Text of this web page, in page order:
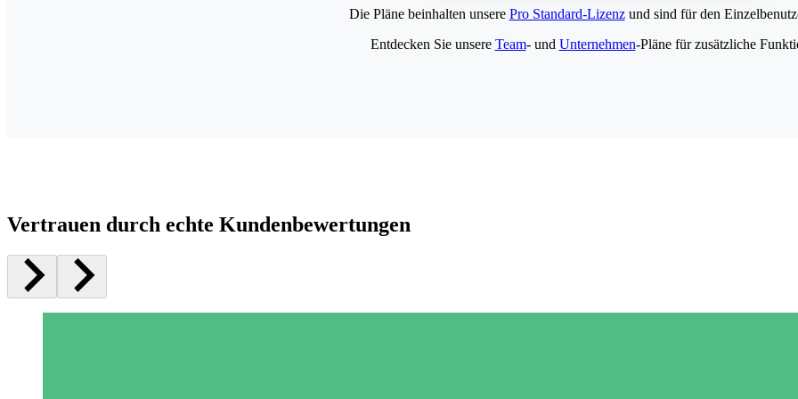
Die Pläne beinhalten unsere Pro Standard-Lizenzund sind für den
Entdecken Sie unsere Team- und Unternehmen-Pläne für zusätzliche
Vertrauen durch echte Kundenbewertungen